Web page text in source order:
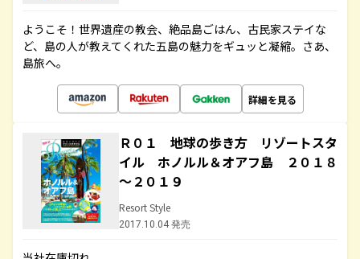
ようこそ！世界遺産の教会、絶品島ごはん、古民家ステイな
ど、島の人が教えてくれた五島の魅力をギュッと凝縮。さあ、
島旅へ。
詳細を見る
Ｒ０１ 地球の歩き方 リゾートスタ
イル ホノルル＆オアフ島 ２０１８
～２０１９
Resort Style
2017.10.04 発売